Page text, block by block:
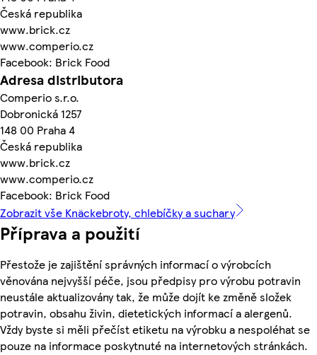
Česká republika
www.brick.cz
www.comperio.cz
Facebook: Brick Food
Adresa distributora
Comperio s.r.o.
Dobronická 1257
148 00 Praha 4
Česká republika
www.brick.cz
www.comperio.cz
Facebook: Brick Food
Zobrazit vše Knäckebroty, chlebíčky a suchary
Příprava a použití
Přestože je zajištění správných informací o výrobcích
věnována nejvyšší péče, jsou předpisy pro výrobu potravin
neustále aktualizovány tak, že může dojít ke změně složek
potravin, obsahu živin, dietetických informací a alergenů.
Vždy byste si měli přečíst etiketu na výrobku a nespoléhat se
pouze na informace poskytnuté na internetových stránkách.